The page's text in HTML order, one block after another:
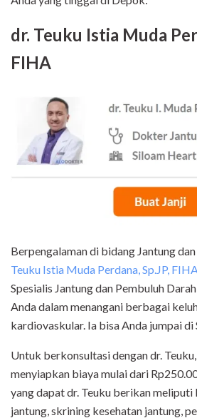
dr. Teuku Istia Muda
FIHA
Berpengalaman di bidang Jantung
Teuku Istia Muda Perdana, Sp.JP, FIHA
Spesialis Jantung dan Pembuluh
Anda dalam menangani berbagai
kardiovaskular. Ia bisa Anda jumpai
Untuk berkonsultasi dengan dr.
menyiapkan biaya mulai dari
yang dapat dr. Teuku berikan
jantung, skrining kesehatan jantung,